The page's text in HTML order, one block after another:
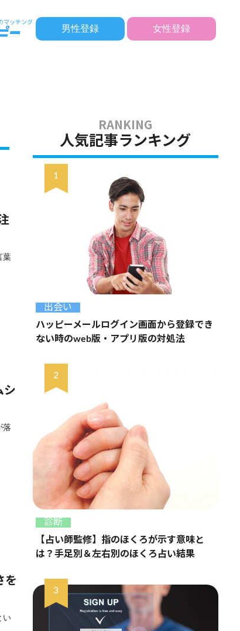
男性登録 女性登録
葉
シ
落
を
い
人気記事ランキング
出会い
ハッピーメールログイン画面から登録でき
ない時のweb版・アプリ版の対処法
診断
【占い師監修】指のほくろが示す意味と
は？手足別＆左右別のほくろ占い結果